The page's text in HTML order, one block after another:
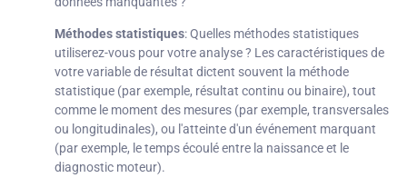
Méthodes statistiques: Quelles méthodes statistiques
utiliserez-vous pour votre analyse ? Les caractéristiques de
votre variable de résultat dictent souvent la méthode
statistique (par exemple, résultat continu ou binaire), tout
comme le moment des mesures (par exemple, transversales
ou longitudinales), ou l'atteinte d'un événement marquant
(par exemple, le temps écoulé entre la naissance et le
diagnostic moteur).